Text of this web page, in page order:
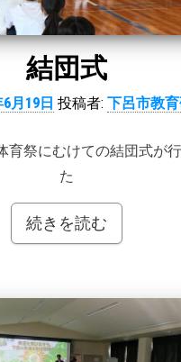
結団式
6月19日 投稿者: 下呂市教
育祭にむけての結団式が
た
続きを読む